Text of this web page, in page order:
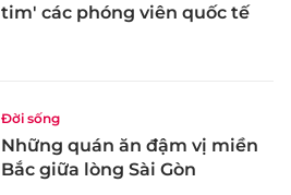
tim' các phóng viên quốc tế
Đời sống
Những quán ăn đậm vị miền
Bắc giữa lòng Sài Gòn